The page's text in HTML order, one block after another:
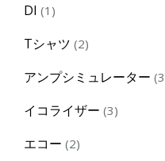
DI 1 1
Tシャツ 22
アンプシミュレーター 3
イコライザー 33
エコー 22